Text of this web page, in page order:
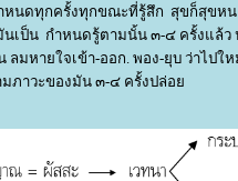
หนดทุกครั้งทุกขณะที่รู้สึก สุขก็สุขห
เป็น กำหนดรู้ตามนั้น ๓-๔ ครั้งแล้
มหายใจเข้า-ออก. พอง-ยุบ ว่าไปใ
มภาวะของมัน ๓-๔ ครั้งปล่อ